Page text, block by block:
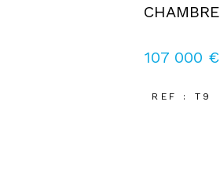
CHAMBRE
107 000 €
REF : T9